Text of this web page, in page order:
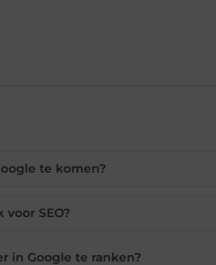
te komen?
SEO?
in Google te ranken?